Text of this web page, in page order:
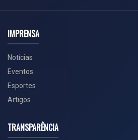
IMPRENSA
Notícias
Eventos
Esportes
Artigos
TRANSPARÊNCIA